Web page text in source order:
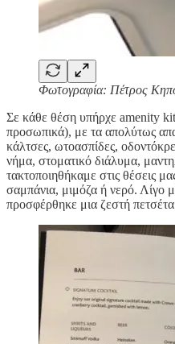
Φωτογραφία: Πέτρος
Σε κάθε θέση υπήρχε amenity
προσωπικά), με τα απολύτως
κάλτσες, ωτοασπίδες,
νήμα, στοματικό διάλυμα,
τακτοποιηθήκαμε στις θέσεις
σαμπάνια, μιμόζα ή νερό. Λίγο
προσφέρθηκε μια ζεστή